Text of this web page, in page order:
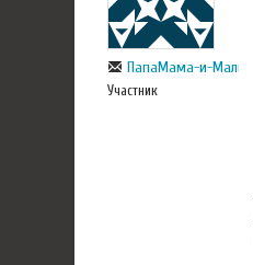
ПапаМама-и-Малыш
Участник